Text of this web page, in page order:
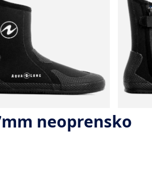
neoprensko